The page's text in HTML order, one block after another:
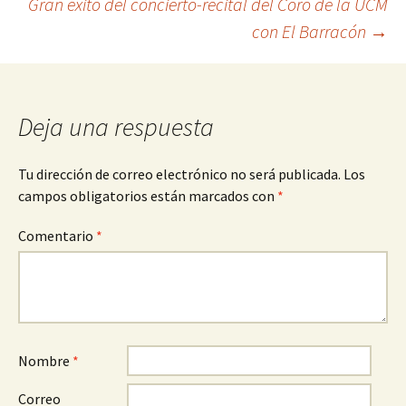
de
entradas
con El Barracón →
Deja una respuesta
Tu dirección de correo electrónico no será publicada. Los
campos obligatorios están marcados con *
Comentario *
Nombre *
Correo